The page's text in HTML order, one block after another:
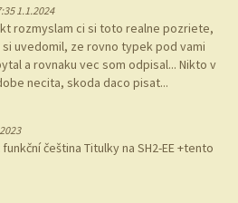
1.1.2024
rozmyslam ci si toto realne pozriete,
uvedomil, ze rovno typek pod vami
a rovnaku vec som odpisal... Nikto v
necita, skoda daco pisat...
čeština Titulky na SH2-EE +tento